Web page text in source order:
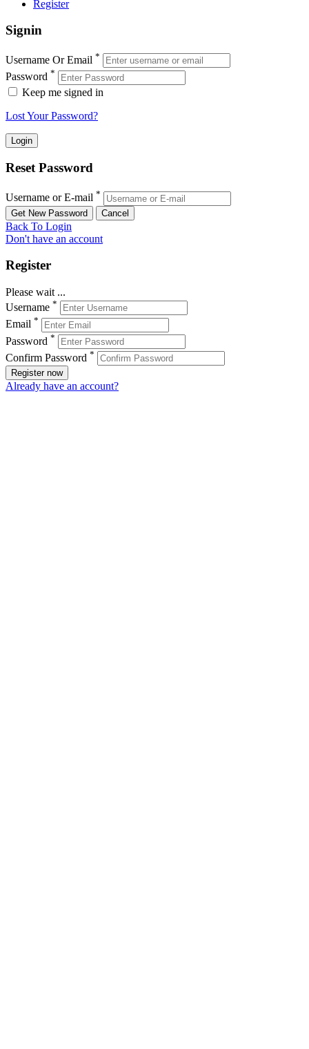
Register
Signin
Username Or Email *
Password *
Keep me signed in
Lost Your Password?
Reset Password
Username or E-mail *
Back To Login
Don't have an account
Register
Please wait ...
Username *
Email *
Password *
Confirm Password *
Register now
Already have an account?